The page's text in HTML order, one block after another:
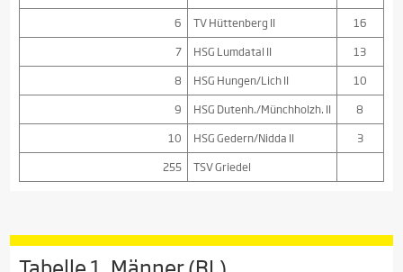
6
TV Hüttenberg II
16
7
HSG Lumdatal II
13
8
HSG Hungen/Lich II
10
9
HSG Dutenh./Münchholzh. II
8
10
HSG Gedern/Nidda II
3
255
TSV Griedel